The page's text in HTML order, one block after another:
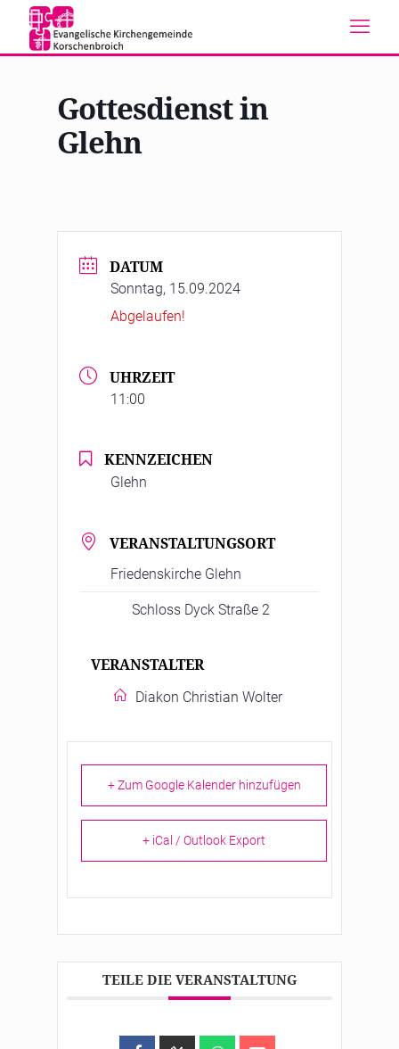
Gottesdienst in
Glehn
DATUM
Sonntag, 15.09.2024
Abgelaufen!
UHRZEIT
11:00
KENNZEICHEN
Glehn
VERANSTALTUNGSORT
Friedenskirche Glehn
Schloss Dyck Straße 2
VERANSTALTER
Diakon Christian Wolter
+ Zum Google Kalender hinzufügen
+ iCal / Outlook Export
TEILE DIE VERANSTALTUNG